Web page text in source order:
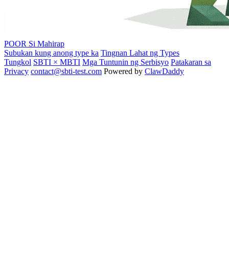
POOR Si Mahirap
Subukan kung anong type ka Tingnan Lahat ng Types
Tungkol SBTI × MBTI Mga Tuntunin ng Serbisyo Patakaran sa
Privacy contact@sbti-test.com Powered by ClawDaddy